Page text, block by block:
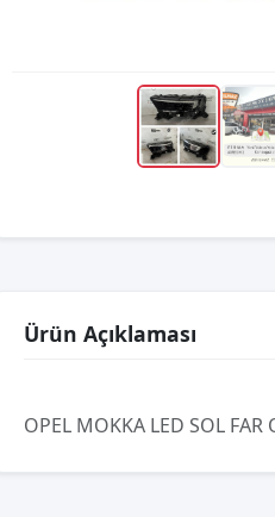
Ürün Açıklaması
OPEL MOKKA LED SOL